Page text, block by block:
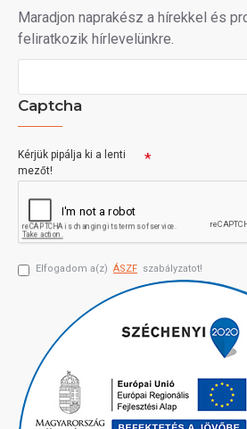
Maradjon naprakész a hírekkel és
feliratkozik hírlevelünkre.
Captcha
Kérjük pipálja ki a lenti
mezőt!
Elfogadom a(z) ÁSZF szabályzatot!